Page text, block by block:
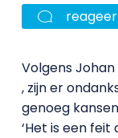
reageer
Volgens
, zijn er
genoeg
‘Het is een